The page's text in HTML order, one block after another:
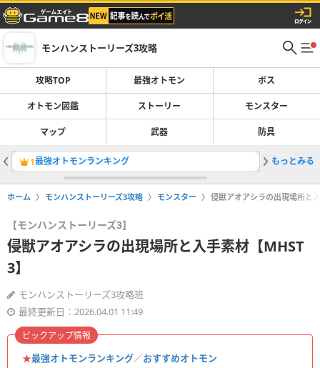
モンハンストーリーズ3攻略
攻略TOP 最強オトモン ボス
オトモン図鑑 ストーリー モンスター
マップ 武器 防具
1最強オトモンランキング 2侵獣デ
もっとみる
ホーム モンハンストーリーズ3攻略 モンスター 侵獣アオアシラの出現場所と
【モンハンストーリーズ3】
侵獣アオアシラの出現場所と入手素材【MHST
3】
モンハンストーリーズ3攻略班
最終更新日：2026.04.01 11:49
★最強オトモンランキング／おすすめオトモン
ピックアップ情報